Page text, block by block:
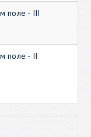
поле - III
поле - II